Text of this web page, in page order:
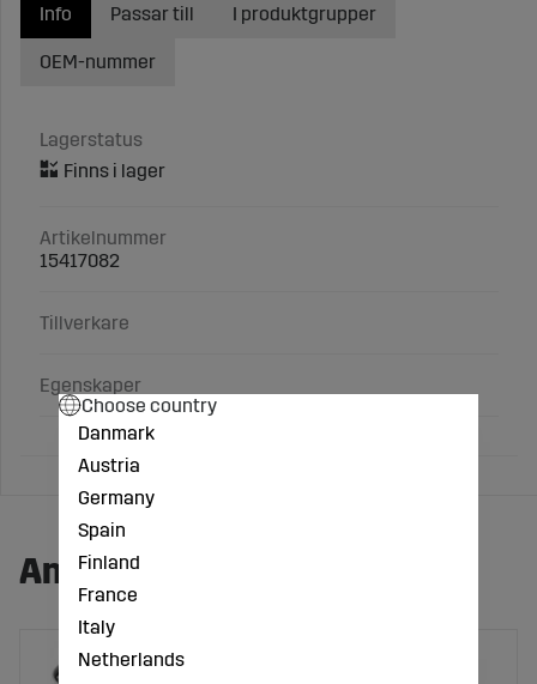
Info
Lagerstatus
Artikelnummer
15417082
Tillverkare
Egenskaper
Passar till I produktgrupper
OEM-nummer
Andra köpte även:
Choose country
Danmark
Austria
Germany
Spain
Finland
France
Italy
Netherlands